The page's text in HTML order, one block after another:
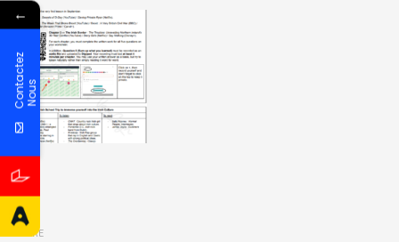
SHARE
←
C
o
n
t
a
c
t
e
z
N
o
u s